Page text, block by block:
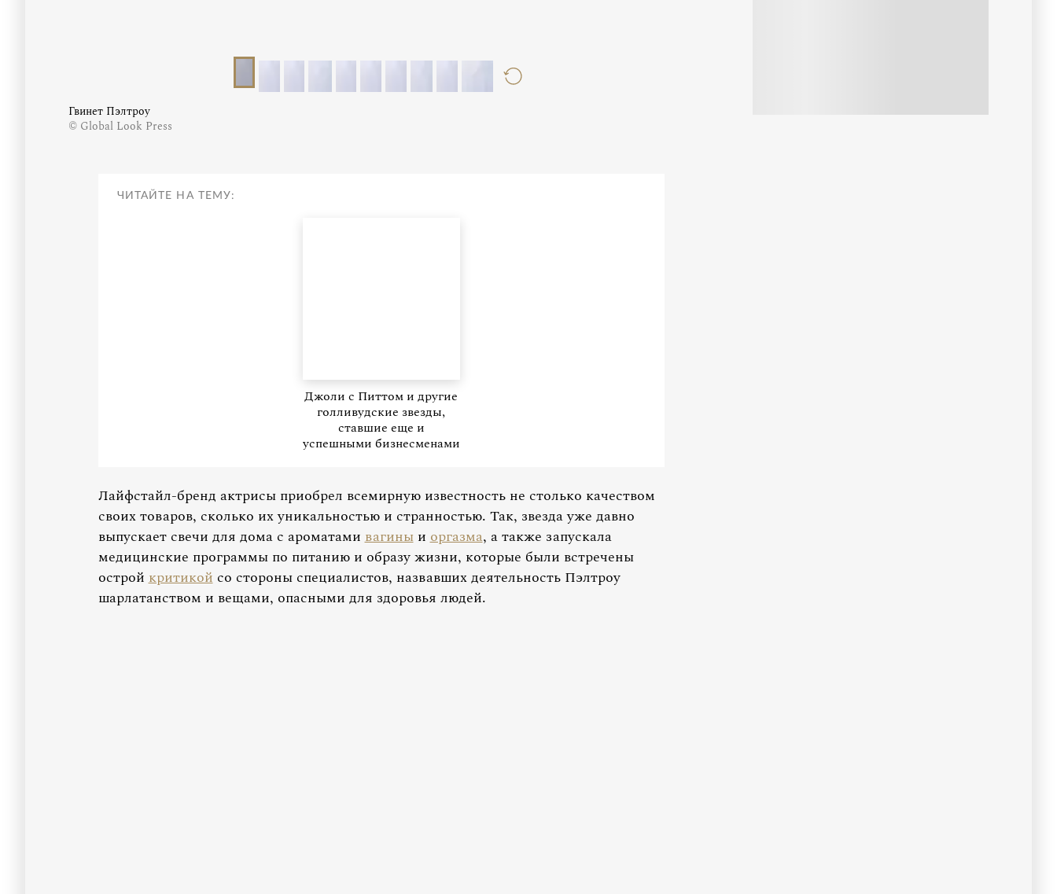
Гвинет Пэлтроу
© Global Look Press
ЧИТАЙТЕ НА ТЕМУ:
Джоли с Питтом и другие
голливудские звезды,
ставшие еще и
успешными бизнесменами
Лайфстайл-бренд актрисы приобрел всемирную известность не столько качеством
своих товаров, сколько их уникальностью и странностью. Так, звезда уже давно
выпускает свечи для дома с ароматамивагиныиоргазма, а также запускала
медицинские программы по питанию и образу жизни, которые были встречены
остройкритикойсо стороны специалистов, назвавших деятельность Пэлтроу
шарлатанством и вещами, опасными для здоровья людей.